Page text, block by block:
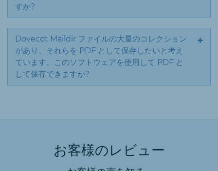
すか?
Dovecot Maildir ファイルの大量のコレクション
があり、それらを PDF として保存したいと考え
ています。このソフトウェアを使用して PDF と
して保存できますか?
お客様のレビュー